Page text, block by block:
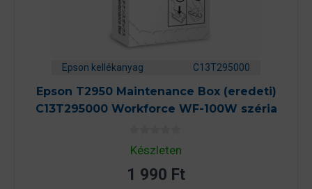
Epson kellékanyag C13T295000
Epson T2950 Maintenance Box (eredeti)
C13T295000 Workforce WF-100W széria
0
a
5
-
Készleten
1 990 Ft